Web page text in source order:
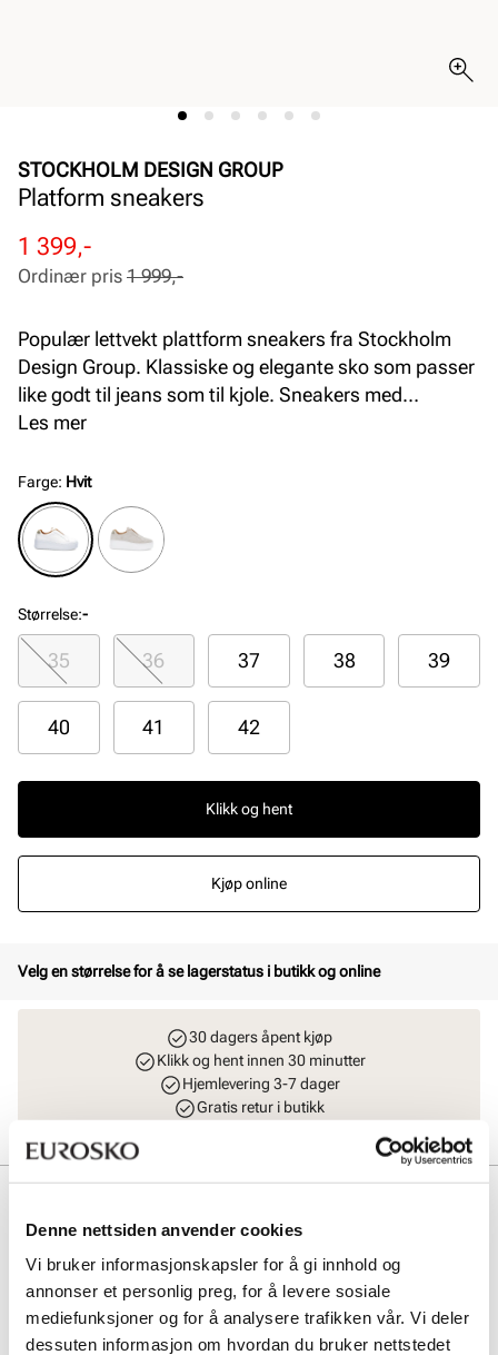
Denne nettsiden anvender cookies
Vi bruker informasjonskapsler for å gi innhold og
annonser et personlig preg, for å levere sosiale
mediefunksjoner og for å analysere trafikken vår. Vi deler
dessuten informasjon om hvordan du bruker nettstedet
STOCKHOLM DESIGN GROUP
Platform sneakers
Rabattert
pris
1 399,-
Ordinær
pris
Ordinær pris 1 999,-
Populær lettvekt plattform sneakers fra Stockholm
Design Group. Klassiske og elegante sko som passer
like godt til jeans som til kjole. Sneakers med
premium skinnmaterialer og såle fra XtraLight, som
Modellen leveres i to farger, klassisk hvit og nydelig
semsket beige med gulldetaljer.
Les mer
Farge: Hvit
Størrelse:-
35 36 37 38 39
40 41 42
Klikk og hent
Kjøp online
Velg en størrelse for å se lagerstatus i butikk og online
30 dagers åpent kjøp
Klikk og hent innen 30 minutter
Hjemlevering 3-7 dager
Gratis retur i butikk
Klassiske og elegante sko som passer like godt til jeans som til kjole.
Sneakers med premium skinnmaterialer og såle fra XtraLight, som
er en patentert kvalitetssåle i ekstra lett materiale. Modellen leveres i
to farger, klassisk hvit og nydelig semsket beige med gulldetaljer.